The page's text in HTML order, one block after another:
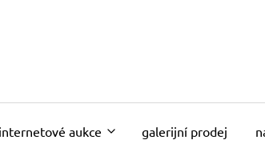
internetové aukce galerijní prodej